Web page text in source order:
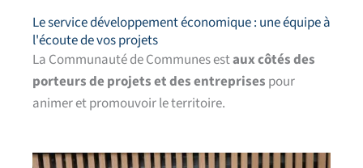
Le service développement économique : une équipe à
l'écoute de vos projets
La Communauté de Communes estaux côtés des
porteurs de projets et des entreprises pour
animer et promouvoir le territoire.